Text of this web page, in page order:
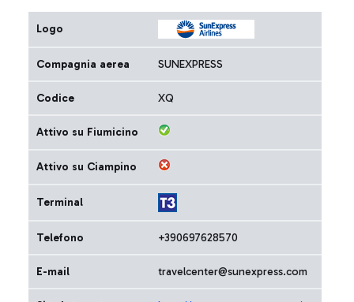
Logo
Compagnia aerea SUNEXPRESS
Codice XQ
Attivo su Fiumicino
Attivo su Ciampino
Terminal
Telefono +390697628570
E-mail travelcenter@sunexpress.com